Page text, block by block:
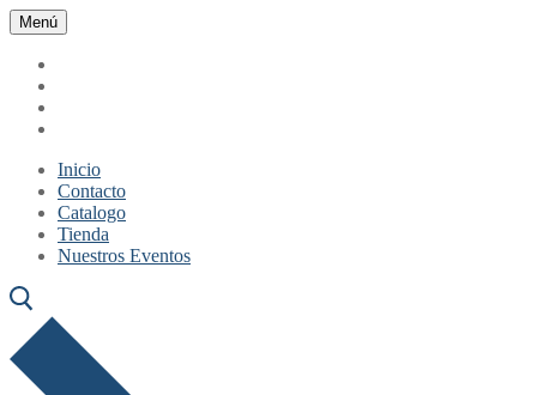
Ir
al
contenido
Menú
Cerrar
Menú
Inicio
Contacto
Catalogo
Tienda
Nuestros Eventos